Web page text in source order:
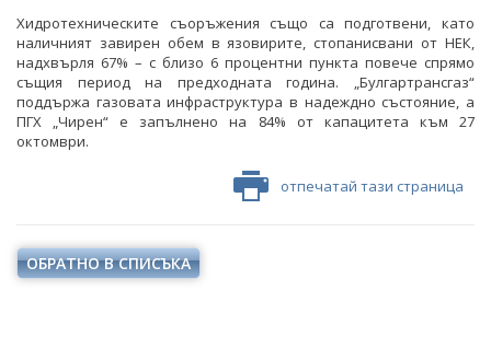
Хидротехническите съоръжения също са подготвени, като
наличният завирен обем в язовирите, стопанисвани от НЕК,
надхвърля 67% – с близо 6 процентни пункта повече спрямо
същия период на предходната година. „Булгартрансгаз“
поддържа газовата инфраструктура в надеждно състояние, а
ПГХ „Чирен“ е запълнено на 84% от капацитета към 27
октомври.
отпечатай тази страница
ОБРАТНО В СПИСЪКА